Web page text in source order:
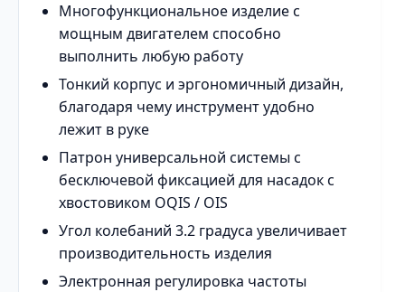
Многофункциональное изделие с
мощным двигателем способно
выполнить любую работу
Тонкий корпус и эргономичный дизайн,
благодаря чему инструмент удобно
лежит в руке
Патрон универсальной системы с
бесключевой фиксацией для насадок с
хвостовиком OQIS / OIS
Угол колебаний 3.2 градуса увеличивает
производительность изделия
Электронная регулировка частоты